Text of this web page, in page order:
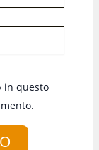
in questo